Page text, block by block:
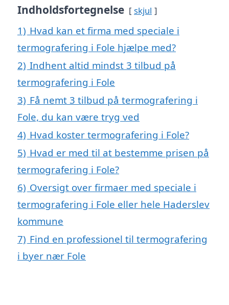
Indholdsfortegnelse skjul
1) Hvad kan et firma med speciale i
termografering i Fole hjælpe med?
2) Indhent altid mindst 3 tilbud på
termografering i Fole
3) Få nemt 3 tilbud på termografering i
Fole, du kan være tryg ved
4) Hvad koster termografering i Fole?
5) Hvad er med til at bestemme prisen på
termografering i Fole?
6) Oversigt over firmaer med speciale i
termografering i Fole eller hele Haderslev
kommune
7) Find en professionel til termografering
i byer nær Fole